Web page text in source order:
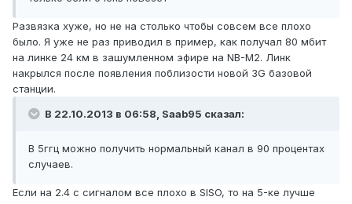
Развязка хуже, но не на столько чтобы совсем все плохо
было. Я уже не раз приводил в пример, как получал 80 мбит
на линке 24 км в зашумленном эфире на NB-M2. Линк
накрылся после появления поблизости новой 3G базовой
станции.
В 22.10.2013 в 06:58, Saab95 сказал:
В 5ггц можно получить нормальный канал в 90 процентах
случаев.
Если на 2.4 с сигналом все плохо в SISO, то на 5-ке лучше